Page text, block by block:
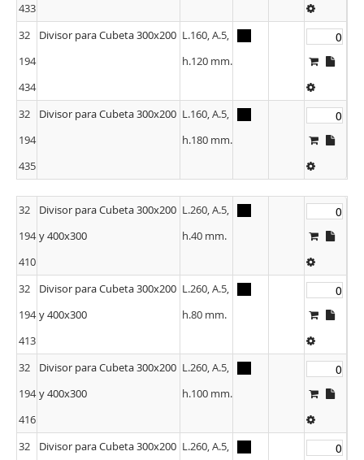
433
32
194
434
Divisor para Cubeta 300x200 L.160, A.5,
h.120 mm.
32
194
435
Divisor para Cubeta 300x200 L.160, A.5,
h.180 mm.
32
194
410
Divisor para Cubeta 300x200
y 400x300
L.260, A.5,
h.40 mm.
32
194
413
Divisor para Cubeta 300x200
y 400x300
L.260, A.5,
h.80 mm.
32
194
416
Divisor para Cubeta 300x200
y 400x300
L.260, A.5,
h.100 mm.
32 Divisor para Cubeta 300x200 L.260, A.5,